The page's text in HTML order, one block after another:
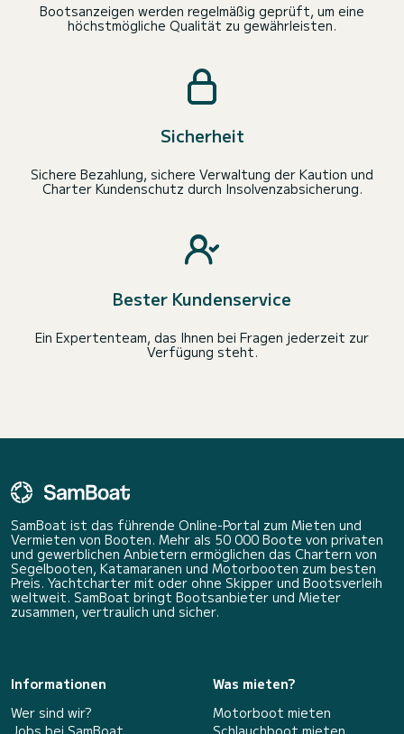
Bootsanzeigen werden regelmäßig geprüft, um eine
höchstmögliche Qualität zu gewährleisten.
Sicherheit
Sichere Bezahlung, sichere Verwaltung der Kaution und
Charter Kundenschutz durch Insolvenzabsicherung.
Bester Kundenservice
Ein Expertenteam, das Ihnen bei Fragen jederzeit zur
Verfügung steht.
SamBoat ist das führende Online-Portal zum Mieten und
Vermieten von Booten. Mehr als 50 000 Boote von privaten
und gewerblichen Anbietern ermöglichen das Chartern von
Segelbooten, Katamaranen und Motorbooten zum besten
Preis. Yachtcharter mit oder ohne Skipper und Bootsverleih
weltweit. SamBoat bringt Bootsanbieter und Mieter
zusammen, vertraulich und sicher.
Informationen
Wer sind wir?
Jobs bei SamBoat
Was mieten?
Motorboot mieten
Schlauchboot mieten